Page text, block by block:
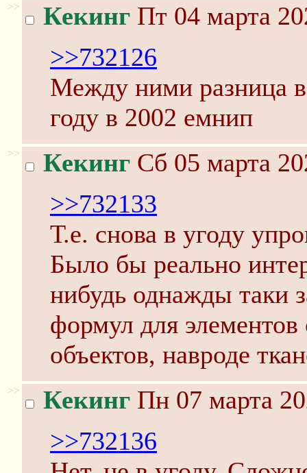
>> Кекинг Пт 04 марта
>>732126
Между ними разница
году в 2002 емнип
>> Кекинг Сб 05 марта
>>732133
Т.е. снова в угоду
Было бы реально
нибудь однажды таки
формул для элементов
объектов, навроде
>> Кекинг Пн 07 марта
>>732136